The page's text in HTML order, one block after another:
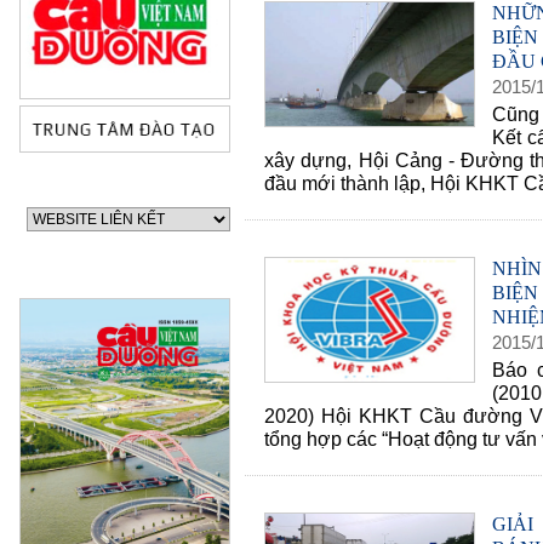
ĐẦU
2015/
Kết
xây dựng, Hội Cảng - Đường
đầu mới thành lập, Hội KHKT
2015/
Báo
2020) Hội KHKT Cầu đường
tổng hợp các “Hoạt động tư
GIẢI
60 NĂM ĐIỆN BIÊN